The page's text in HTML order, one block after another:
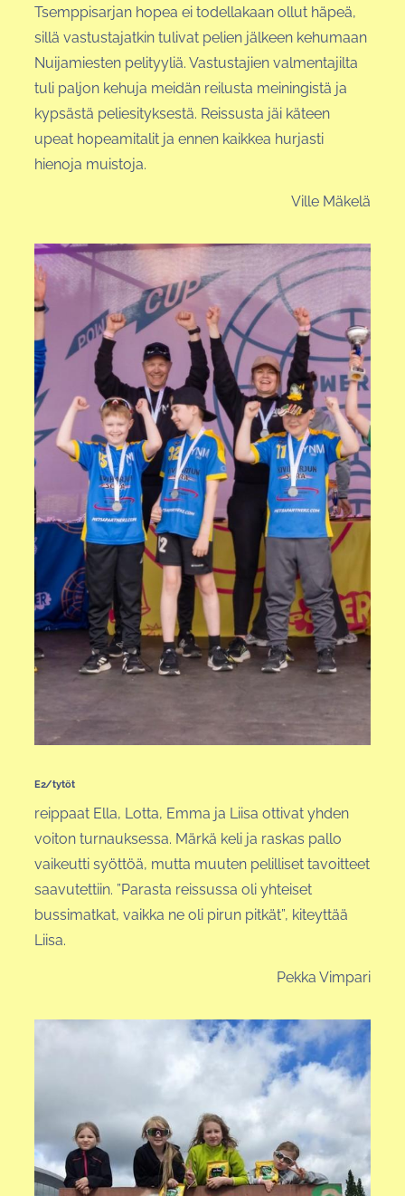
Tsemppisarjan hopea ei todellakaan ollut häpeä,
sillä vastustajatkin tulivat pelien jälkeen kehumaan
Nuijamiesten pelityyliä. Vastustajien valmentajilta
tuli paljon kehuja meidän reilusta meiningistä ja
kypsästä peliesityksestä. Reissusta jäi käteen
upeat hopeamitalit ja ennen kaikkea hurjasti
hienoja muistoja.
Ville Mäkelä
E2/tytöt
reippaat Ella, Lotta, Emma ja Liisa ottivat yhden
voiton turnauksessa. Märkä keli ja raskas pallo
vaikeutti syöttöä, mutta muuten pelilliset tavoitteet
saavutettiin. ”Parasta reissussa oli yhteiset
bussimatkat, vaikka ne oli pirun pitkät”, kiteyttää
Liisa.
Pekka Vimpari